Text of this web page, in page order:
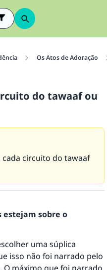
Os Atos de Adoração
do tawaaf ou
circuito do tawaaf
estejam sobre o
uma súplica
isso não foi narrado pelo